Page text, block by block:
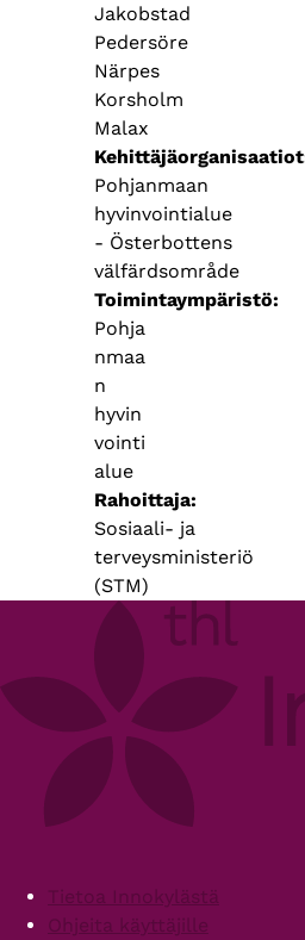
Jakobstad
Pedersöre
Närpes
Korsholm
Malax
Kehittäjäorganisaatiot
Pohjanmaan
hyvinvointialue
- Österbottens
välfärdsområde
Toimintaympäristö
Pohja
nmaa
n
hyvin
vointi
alue
Rahoittaja
Sosiaali- ja
terveysministeriö
(STM)
FooterTietoa Innokylästä
Ohjeita käyttäjille